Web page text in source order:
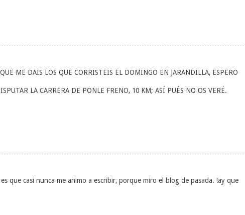
ME DAIS LOS QUE CORRISTEIS EL DOMINGO EN JARANDILLA, ESPERO
LA CARRERA DE PONLE FRENO, 10 KM; ASÍ PUÉS NO OS VERÉ.
que casi nunca me animo a escribir, porque miro el blog de pasada. !ay que